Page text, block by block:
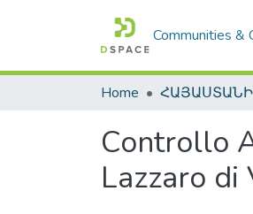
Communities &
Home
Controllo
Lazzaro di